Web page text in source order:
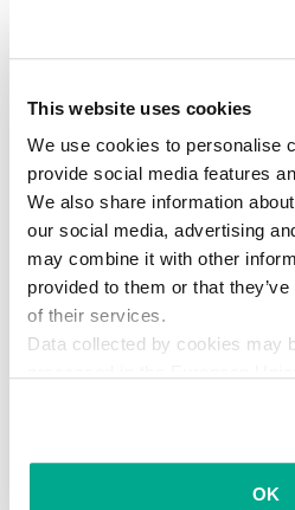
This website uses cookies
We use cookies to personalise
provide social media features
We also share information
our social media, advertising
may combine it with other
provided to them or that
of their services.
Data collected by cookies may
OK
『サイバーパンク2077』の「
2020年12月25日
個人向け製品